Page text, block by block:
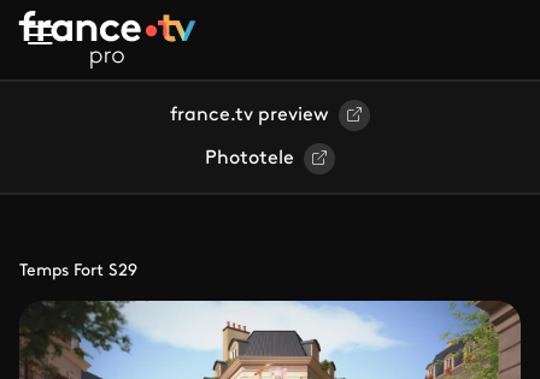
Aller au contenu principal
france.tv preview
Phototele
Temps Fort S29